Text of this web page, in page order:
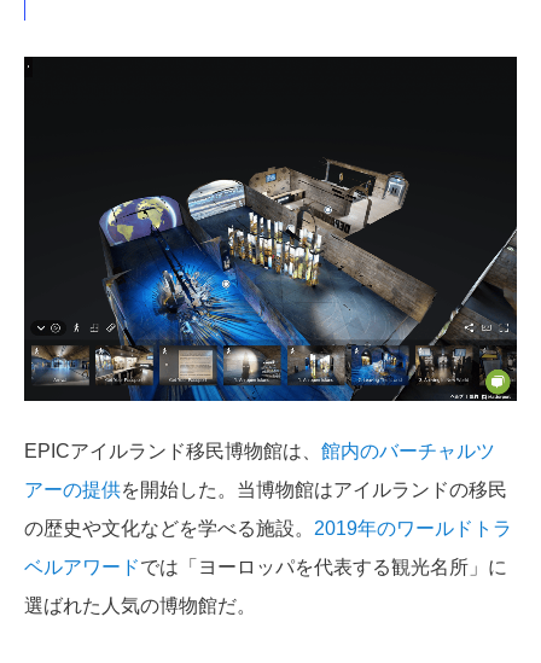
EPICアイルランド移民博物館は、 館内のバーチャルツ
アーの提供を開始した。当博物館はアイルランドの移民
の歴史や文化などを学べる施設。 2019年のワールドトラ
ベルアワードでは「ヨーロッパを代表する観光名所」に
選ばれた人気の博物館だ。